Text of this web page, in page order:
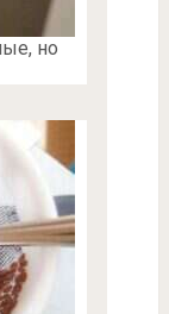
но